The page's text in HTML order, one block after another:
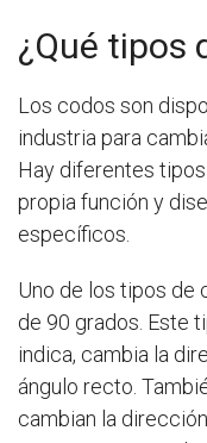
¿Qué tipos
Los codos son
industria para
Hay diferentes
propia función y
específicos.
Uno de los tipos de
de 90 grados. Este
indica, cambia la
ángulo recto.
cambian la